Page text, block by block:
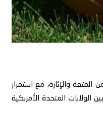
الإثنين 29 يونيو/حزيران 2026، يومًا جديدًا من المتعة والإثارة، مع استمرار
بتنظيم مشترك بين الولايات المتحدة الأمريكية